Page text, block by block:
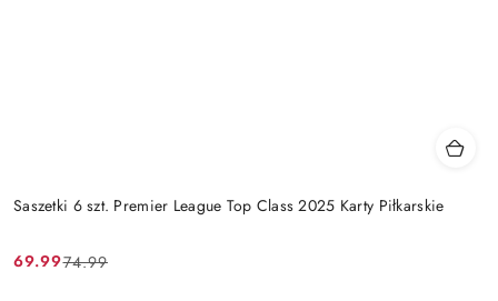
Saszetki 6 szt. Premier League Top Class 2025 Karty Piłkarskie
Cena
69.99
Cena
74.99